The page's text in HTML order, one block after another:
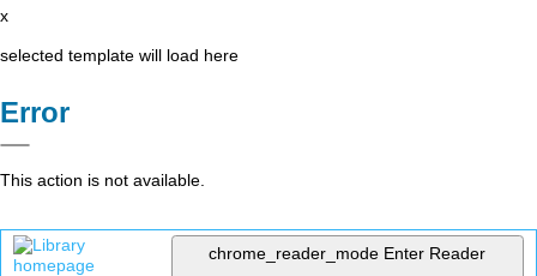
x
selected template will load here
Error
This action is not available.
chrome_reader_mode Enter Reader